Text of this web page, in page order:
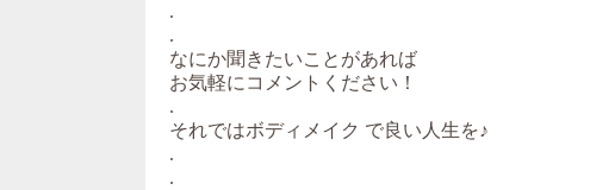
.
.
なにか聞きたいことがあれば
お気軽にコメントください！
.
それではボディメイク で良い人生を♪
.
.